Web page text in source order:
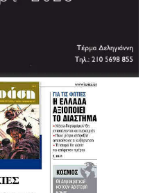
δυνατότητες που
της ανάγκες.
όπως αναφέρθηκε,
πρόγραμμα, το οποίο
σαφή
και πλήρη
Ιδιαίτερη σημασία